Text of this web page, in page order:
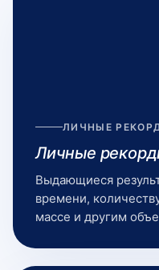
ЛИЧНЫЕ
Личные
Выдающиеся
времени,
массе и другим